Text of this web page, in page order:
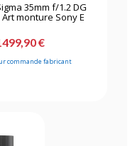
35mm f/1.2 DG
Art monture Sony E
€
commande fabricant